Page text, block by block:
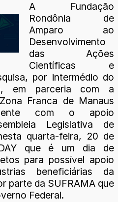
A Fundação
Rondônia de
Amparo ao
Desenvolvimento
das Ações
Científicas e
por intermédio do
em parceria com a
Franca de Manaus
com o apoio
Legislativa de
quarta-feira, 20 de
que é um dia de
para possível apoio
beneficiárias da
parte da SUFRAMA que
Federal.